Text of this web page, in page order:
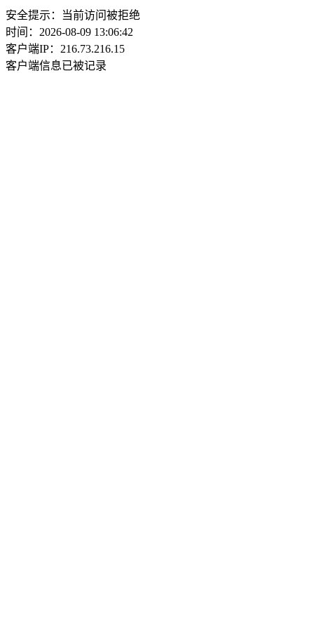
安全提示：当前访问被拒绝
时间：2026-08-09 13:06:42
客户端IP：216.73.216.15
客户端信息已被记录